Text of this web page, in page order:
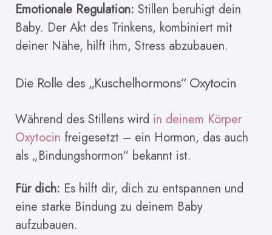
Emotionale Regulation: Stillen beruhigt dein
Baby. Der Akt des Trinkens, kombiniert mit
deiner Nähe, hilft ihm, Stress abzubauen.
Die Rolle des „Kuschelhormons“ Oxytocin
Während des Stillens wird in deinem Körper
Oxytocin freigesetzt – ein Hormon, das auch
als „Bindungshormon“ bekannt ist.
Für dich: Es hilft dir, dich zu entspannen und
eine starke Bindung zu deinem Baby
aufzubauen.